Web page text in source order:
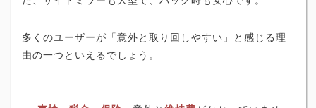
多くのユーザーが「意外と取り回しやすい」と感じる理
由の一つといえるでしょう。